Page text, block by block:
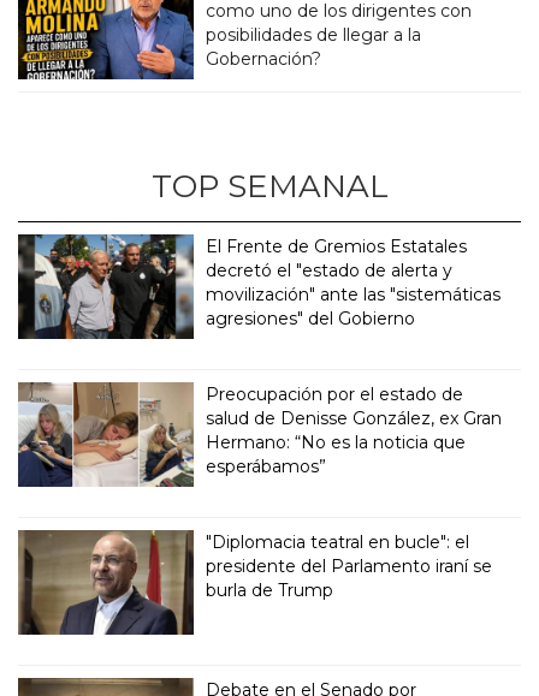
como uno de los dirigentes con
posibilidades de llegar a la
Gobernación?
TOP SEMANAL
El Frente de Gremios Estatales
decretó el "estado de alerta y
movilización" ante las "sistemáticas
agresiones" del Gobierno
Preocupación por el estado de
salud de Denisse González, ex Gran
Hermano: “No es la noticia que
esperábamos”
"Diplomacia teatral en bucle": el
presidente del Parlamento iraní se
burla de Trump
Debate en el Senado por